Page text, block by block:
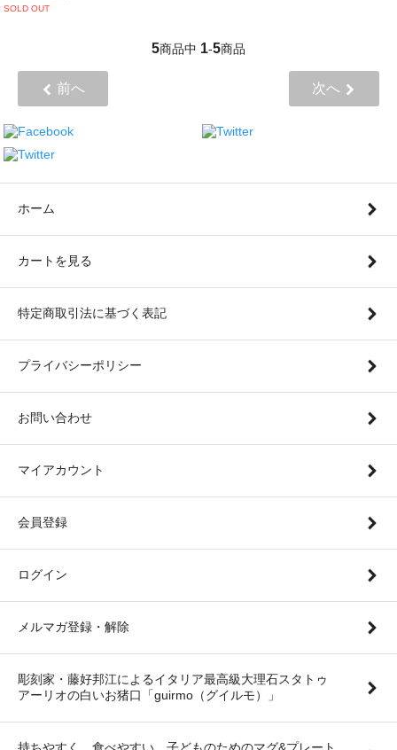
SOLD OUT
5商品中 1-5商品
前へ 次へ
ホーム
カートを見る
特定商取引法に基づく表記
プライバシーポリシー
お問い合わせ
マイアカウント
会員登録
ログイン
メルマガ登録・解除
彫刻家・藤好邦江によるイタリア最高級大理石スタトゥ
アーリオの白いお猪口「guirmo（グイルモ）」
持ちやすく、食べやすい。子どものためのマグ&プレート